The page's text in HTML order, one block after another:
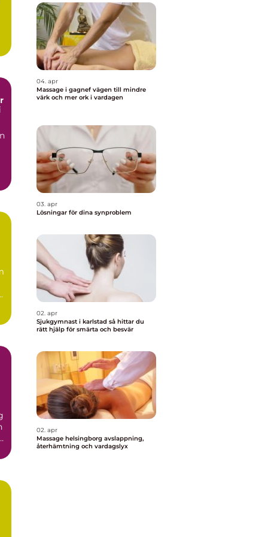
04. apr
Massage i gagnef vägen till mindre
värk och mer ork i vardagen
03. apr
Lösningar för dina synproblem
02. apr
Sjukgymnast i karlstad så hittar du
rätt hjälp för smärta och besvär
02. apr
Massage helsingborg avslappning,
återhämtning och vardagslyx